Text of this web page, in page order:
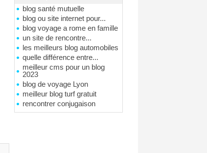
blog santé mutuelle
blog ou site internet pour...
blog voyage a rome en famille
un site de rencontre...
les meilleurs blog automobiles
quelle différence entre...
meilleur cms pour un blog
2023
blog de voyage Lyon
meilleur blog turf gratuit
rencontrer conjugaison